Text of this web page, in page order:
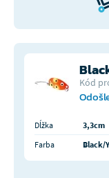
Kód
Dĺžka 3,3cm
Farba
Black/